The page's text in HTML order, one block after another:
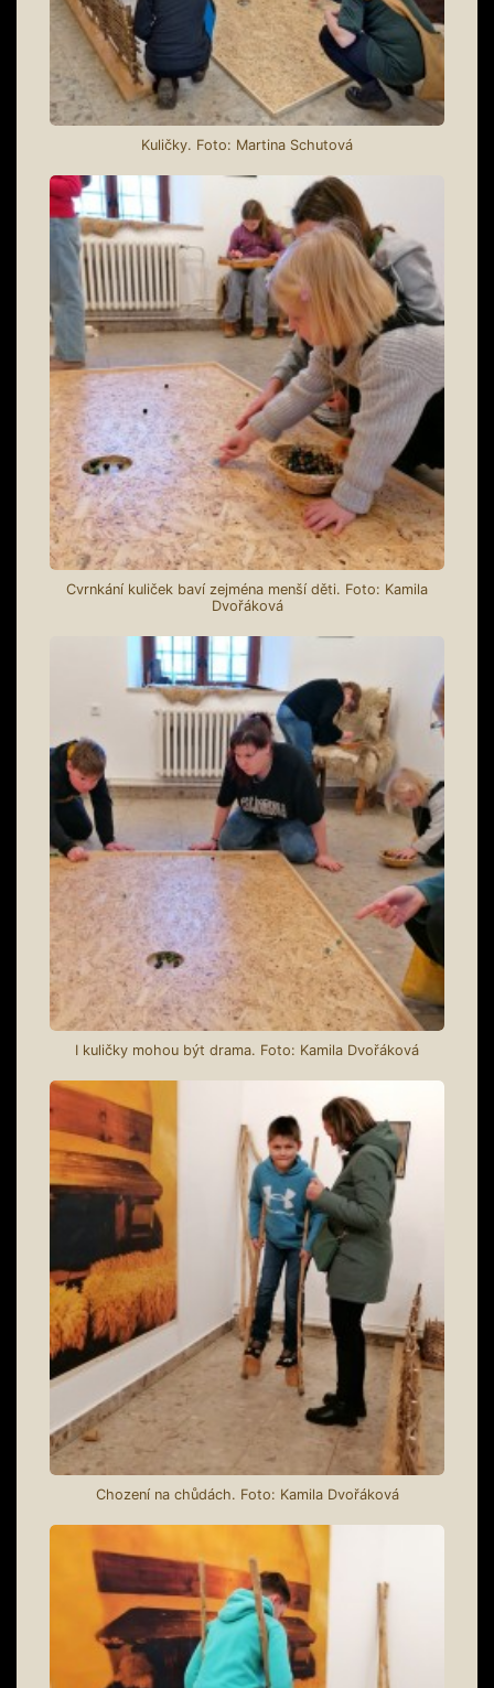
Kuličky. Foto: Martina Schutová
Cvrnkání kuliček baví zejména menší děti. Foto: Kamila
Dvořáková
I kuličky mohou být drama. Foto: Kamila Dvořáková
Chození na chůdách. Foto: Kamila Dvořáková